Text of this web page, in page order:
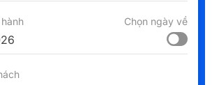
Chọn ngày về